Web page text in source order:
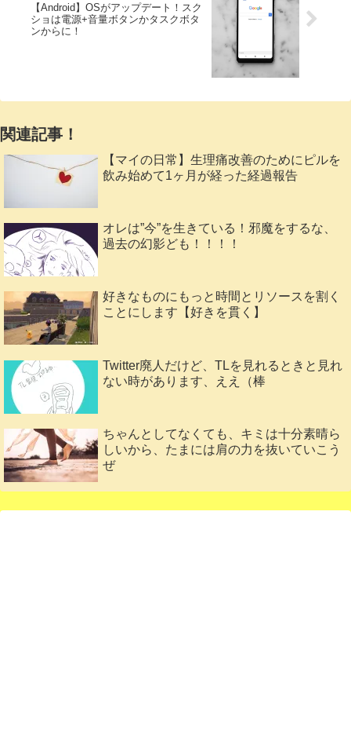
【Android】OSがアップデート！スク
ショは電源+音量ボタンかタスクボタ
ンからに！
関連記事！
【マイの日常】生理痛改善のためにピルを
飲み始めて1ヶ月が経った経過報告
オレは”今”を生きている！邪魔をするな、
過去の幻影ども！！！！
好きなものにもっと時間とリソースを割く
ことにします【好きを貫く】
Twitter廃人だけど、TLを見れるときと見れ
ない時があります、ええ（棒
ちゃんとしてなくても、キミは十分素晴ら
しいから、たまには肩の力を抜いていこう
ぜ